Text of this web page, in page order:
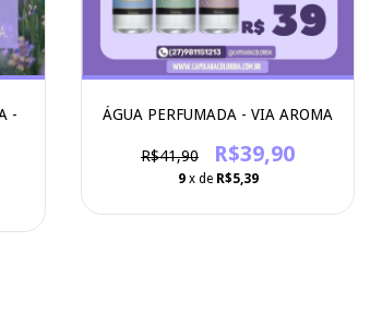
-
ÁGUA PERFUMADA - VIA AROMA
R$41,90 R$39,90
9 x de R$5,39